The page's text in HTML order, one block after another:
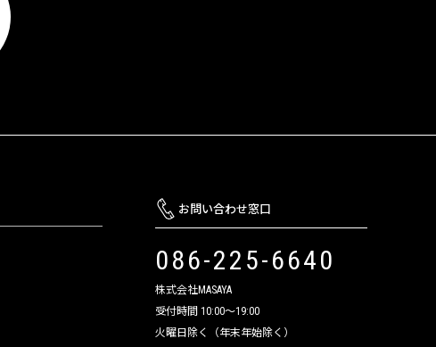
お問い合わせ窓口
086-225-6640
株式会社MASAYA
受付時間 10:00～19:00
火曜日除く（年末年始除く）